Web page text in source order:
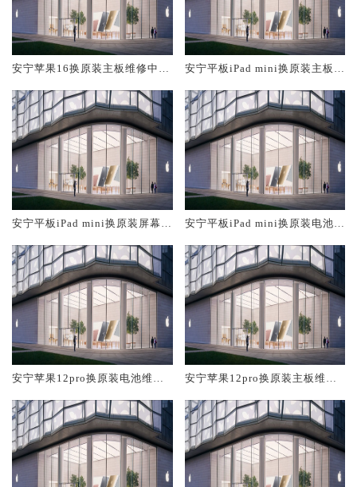
安宁苹果16换原装主板维修中心
安宁平板iPad mini换原装主板维
安宁平板iPad mini换原装屏幕服
安宁平板iPad mini换原装电池维
安宁苹果12pro换原装电池维修
安宁苹果12pro换原装主板维修